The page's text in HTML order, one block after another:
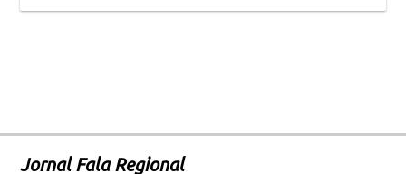
Jornal Fala Regional